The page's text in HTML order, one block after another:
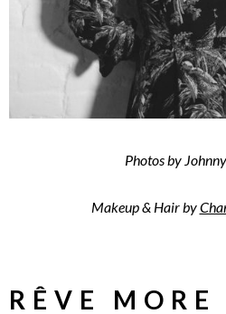
Photos by
Makeup & Hair by
RÊVE MORE